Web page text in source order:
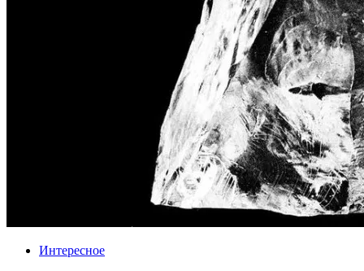
Интересное